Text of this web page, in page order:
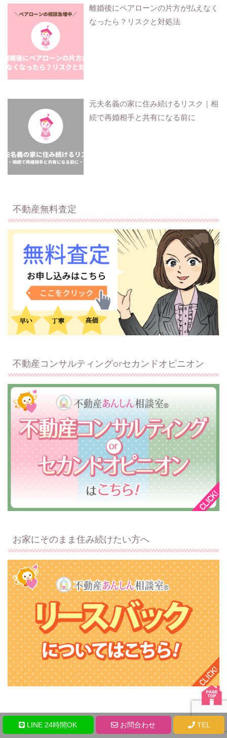
離婚後にペアローンの片方が払えなく
なったら？リスクと対処法
元夫名義の家に住み続けるリスク｜相
続で再婚相手と共有になる前に
不動産無料査定
不動産コンサルティングorセカンドオピニオン
お家にそのまま住み続けたい方へ
LINE 24時間OK お問合わせ TEL